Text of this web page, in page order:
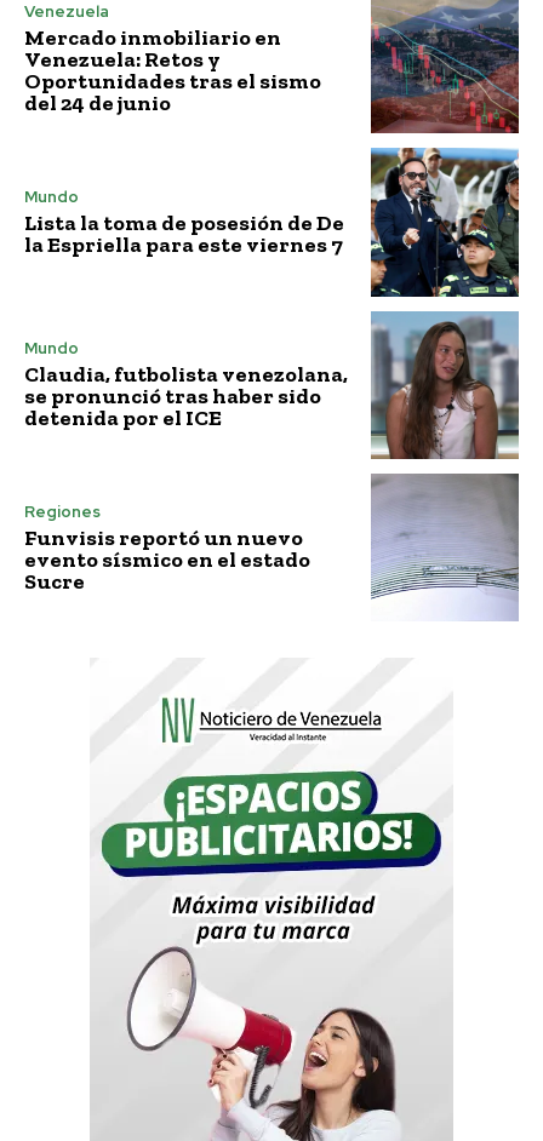
Venezuela
Mercado inmobiliario en
Venezuela: Retos y
Oportunidades tras el sismo
del 24 de junio
Mundo
Lista la toma de posesión de De
la Espriella para este viernes 7
Mundo
Claudia, futbolista venezolana,
se pronunció tras haber sido
detenida por el ICE
Regiones
Funvisis reportó un nuevo
evento sísmico en el estado
Sucre